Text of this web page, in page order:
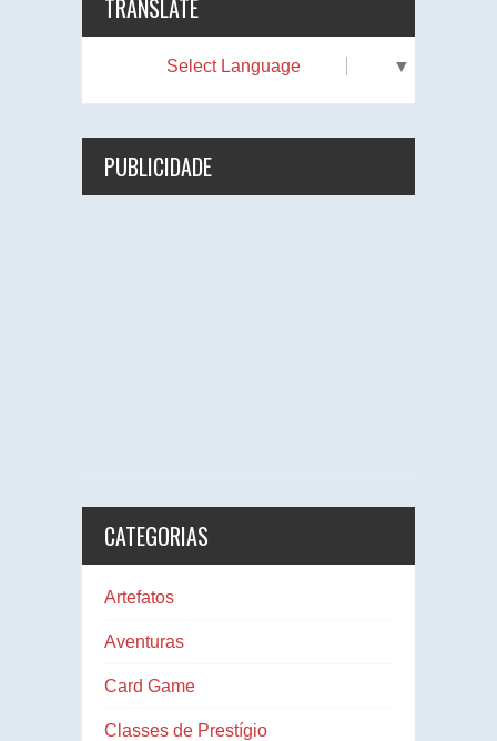
TRANSLATE
Select Language ▼
PUBLICIDADE
CATEGORIAS
Artefatos
Aventuras
Card Game
Classes de Prestígio